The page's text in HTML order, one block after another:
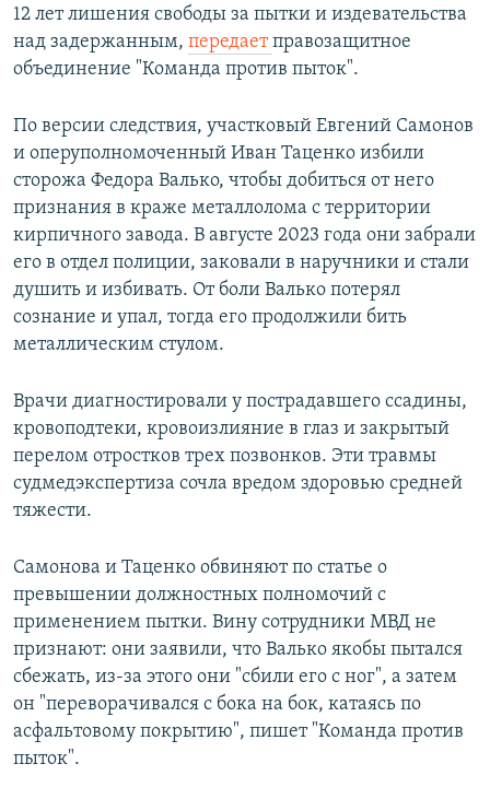
12 лет лишения свободы за пытки и издевательства
над задержанным, передаетправозащитное
объединение "Команда против пыток".
По версии следствия, участковый Евгений Самонов
и оперуполномоченный Иван Таценко избили
сторожа Федора Валько, чтобы добиться от него
признания в краже металлолома с территории
кирпичного завода. В августе 2023 года они забрали
его в отдел полиции, заковали в наручники и стали
душить и избивать. От боли Валько потерял
сознание и упал, тогда его продолжили бить
металлическим стулом.
Врачи диагностировали у пострадавшего ссадины,
кровоподтеки, кровоизлияние в глаз и закрытый
перелом отростков трех позвонков. Эти травмы
судмедэкспертиза сочла вредом здоровью средней
тяжести.
Самонова и Таценко обвиняют по статье о
превышении должностных полномочий с
применением пытки. Вину сотрудники МВД не
признают: они заявили, что Валько якобы пытался
сбежать, из-за этого они "сбили его с ног", а затем
он "переворачивался с бока на бок, катаясь по
асфальтовому покрытию", пишет "Команда против
пыток".